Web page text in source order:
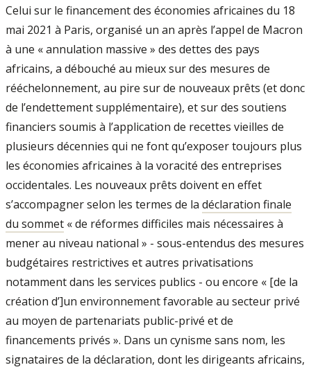
Celui sur le financement des économies africaines du 18
mai 2021 à Paris, organisé un an après l’appel de Macron
à une « annulation massive » des dettes des pays
africains, a débouché au mieux sur des mesures de
rééchelonnement, au pire sur de nouveaux prêts (et donc
de l’endettement supplémentaire), et sur des soutiens
financiers soumis à l’application de recettes vieilles de
plusieurs décennies qui ne font qu’exposer toujours plus
les économies africaines à la voracité des entreprises
occidentales. Les nouveaux prêts doivent en effet
s’accompagner selon les termes de la déclaration finale
du sommet « de réformes difficiles mais nécessaires à
mener au niveau national » - sous-entendus des mesures
budgétaires restrictives et autres privatisations
notamment dans les services publics - ou encore « [de la
création d’]un environnement favorable au secteur privé
au moyen de partenariats public-privé et de
financements privés ». Dans un cynisme sans nom, les
signataires de la déclaration, dont les dirigeants africains,